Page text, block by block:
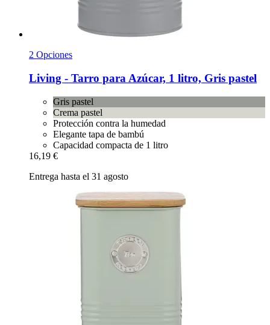
2 Opciones
Living -​ Tarro para Azúcar, 1 litro, Gris pastel
Gris pastel
Crema pastel
Protección contra la humedad
Elegante tapa de bambú
Capacidad compacta de 1 litro
16,19 €
Entrega hasta el 31 agosto